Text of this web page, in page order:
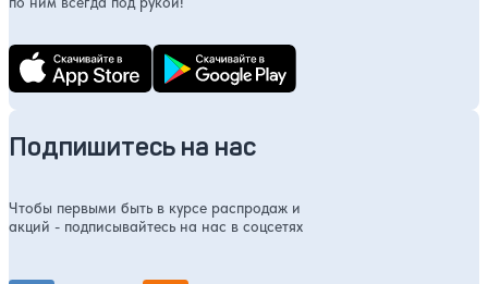
Подпишитесь на нас
Чтобы первыми быть в курсе распродаж и
акций - подписывайтесь на нас в соцсетях